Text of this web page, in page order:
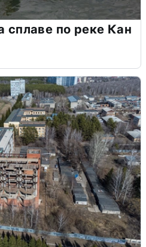
сплаве по реке Кан